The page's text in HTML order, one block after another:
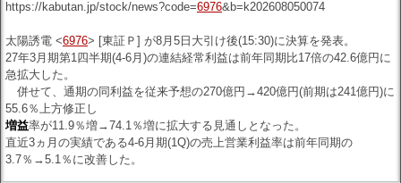
https://kabutan.jp/stock/news?code=6976&b=k202608050074
太陽誘電 <6976> [東証Ｐ] が8月5日大引け後(15:30)に決算を発表。
27年3月期第1四半期(4-6月)の連結経常利益は前年同期比17倍の42.6億円に
急拡大した。
併せて、通期の同利益を従来予想の270億円→420億円(前期は241億円)に
55.6％上方修正し
増益率が11.9％増→74.1％増に拡大する見通しとなった。
直近3ヵ月の実績である4-6月期(1Q)の売上営業利益率は前年同期の
3.7％→5.1％に改善した。